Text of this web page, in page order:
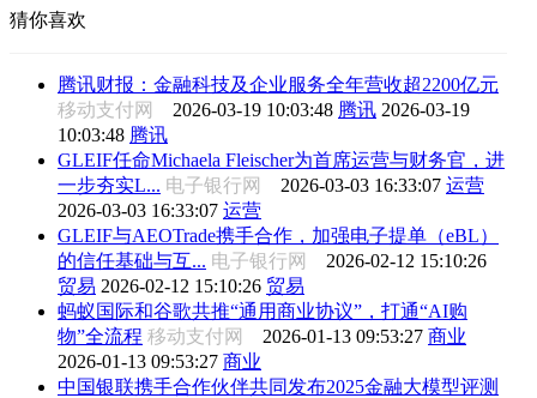
猜你喜欢
腾讯财报：金融科技及企业服务全年营收超2200亿元
移动支付网 2026-03-19 10:03:48 腾讯 2026-03-19
10:03:48 腾讯
GLEIF任命Michaela Fleischer为首席运营与财务官，进
一步夯实L... 电子银行网 2026-03-03 16:33:07 运营
2026-03-03 16:33:07 运营
GLEIF与AEOTrade携手合作，加强电子提单（eBL）
的信任基础与互... 电子银行网 2026-02-12 15:10:26
贸易 2026-02-12 15:10:26 贸易
蚂蚁国际和谷歌共推“通用商业协议”，打通“AI购
物”全流程 移动支付网 2026-01-13 09:53:27 商业
2026-01-13 09:53:27 商业
中国银联携手合作伙伴共同发布2025金融大模型评测